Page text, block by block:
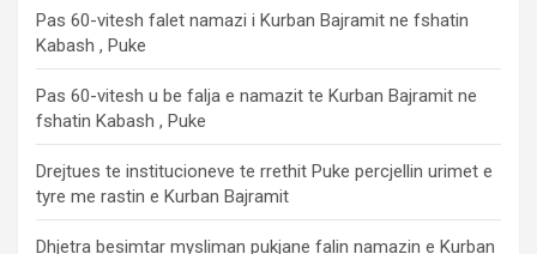
Pas 60-vitesh falet namazi i Kurban Bajramit ne fshatin
Kabash , Puke
Pas 60-vitesh u be falja e namazit te Kurban Bajramit ne
fshatin Kabash , Puke
Drejtues te institucioneve te rrethit Puke percjellin urimet e
tyre me rastin e Kurban Bajramit
Dhjetra besimtar mysliman pukjane falin namazin e Kurban